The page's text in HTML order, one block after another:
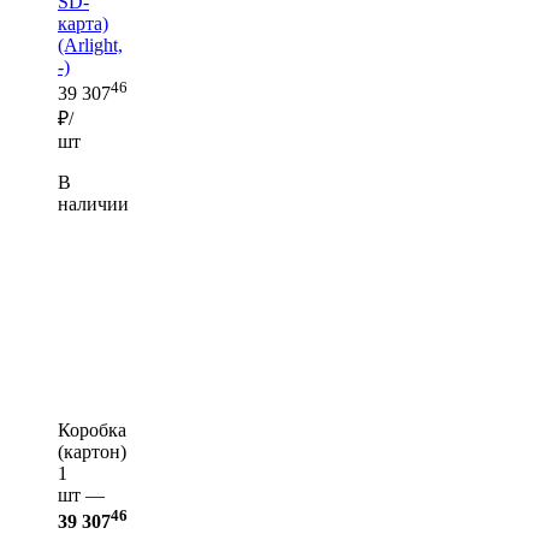
карта)
(Arlight,
-)
39 30746
₽/
шт
В
наличии
Коробка
(картон)
1
шт —
39 30746